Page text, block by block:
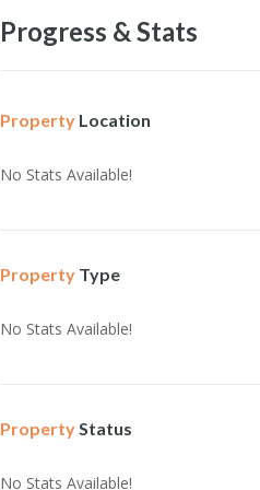
Progress & Stats
PropertyLocation
No Stats Available!
PropertyType
No Stats Available!
PropertyStatus
No Stats Available!